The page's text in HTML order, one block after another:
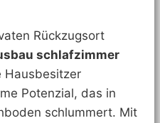
Rückzugsort
schlafzimmer
Hausbesitzer
Potenzial, das in
schlummert. Mit